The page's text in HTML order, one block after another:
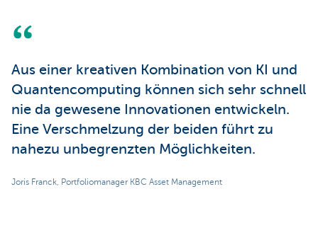
Aus einer kreativen Kombination von KI und
Quantencomputing können sich sehr schnell
nie da gewesene Innovationen entwickeln.
Eine Verschmelzung der beiden führt zu
nahezu unbegrenzten Möglichkeiten.
Joris Franck, Portfoliomanager KBC Asset Management